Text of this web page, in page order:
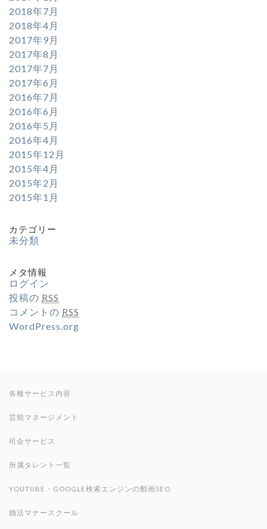
2018年7月
2018年4月
2017年9月
2017年8月
2017年7月
2017年6月
2016年7月
2016年6月
2016年5月
2016年4月
2015年12月
2015年4月
2015年2月
2015年1月
カテゴリー
未分類
メタ情報
ログイン
投稿の RSS
コメントの RSS
WordPress.org
各種サービス内容
芸能マネージメント
司会サービス
所属タレント一覧
YOUTUBE・GOOGLE検索エンジンの動画SEO
婚活マナースクール